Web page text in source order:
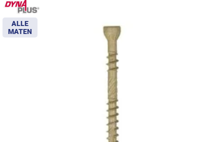
ALLE
MATEN